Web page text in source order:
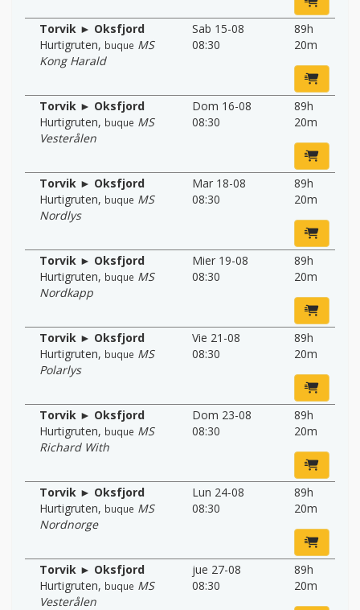
Torvik ► Oksfjord
Hurtigruten, buque MS
Kong Harald
Sab 15-08
08:30
89h
20m
Torvik ► Oksfjord
Hurtigruten, buque MS
Vesterålen
Dom 16-08
08:30
89h
20m
Torvik ► Oksfjord
Hurtigruten, buque MS
Nordlys
Mar 18-08
08:30
89h
20m
Torvik ► Oksfjord
Hurtigruten, buque MS
Nordkapp
Mier 19-08
08:30
89h
20m
Torvik ► Oksfjord
Hurtigruten, buque MS
Polarlys
Vie 21-08
08:30
89h
20m
Torvik ► Oksfjord
Hurtigruten, buque MS
Richard With
Dom 23-08
08:30
89h
20m
Torvik ► Oksfjord
Hurtigruten, buque MS
Nordnorge
Lun 24-08
08:30
89h
20m
Torvik ► Oksfjord
Hurtigruten, buque MS
Vesterålen
jue 27-08
08:30
89h
20m